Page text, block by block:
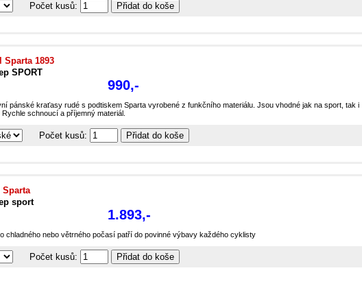
Počet kusů:
Sparta 1893
SPORT
990,-
pánské kraťasy rudé s podtiskem Sparta vyrobené z funkčního materiálu. Jsou vhodné jak na sport, tak i
schnoucí a příjemný materiál.
Počet kusů:
Sparta
sport
1.893,-
chladného nebo větrného počasí patří do povinné výbavy každého cyklisty
Počet kusů: